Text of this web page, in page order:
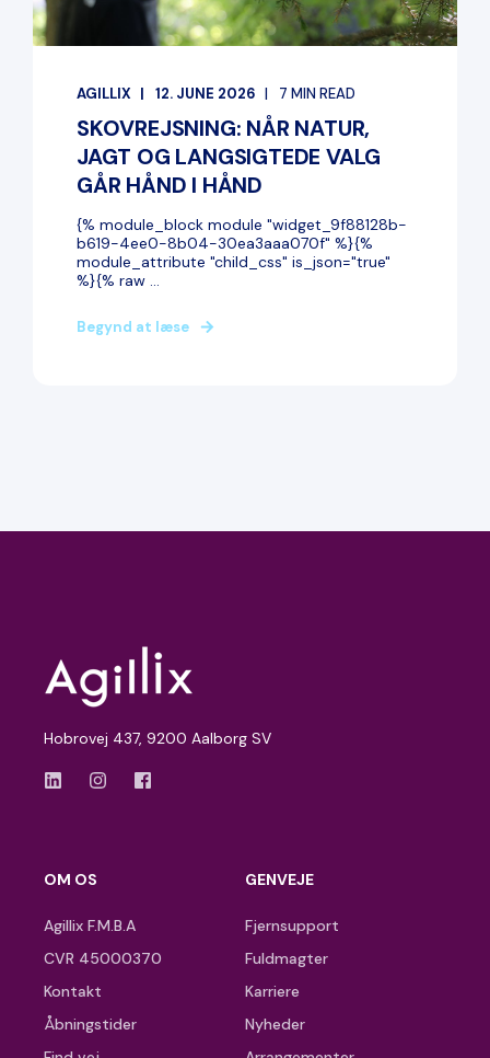
AGILLIX 12. JUNE 2026 7 MIN READ
SKOVREJSNING: NÅR NATUR,
JAGT OG LANGSIGTEDE VALG
GÅR HÅND I HÅND
{% module_block module "widget_9f88128b-
b619-4ee0-8b04-30ea3aaa070f" %}{%
module_attribute "child_css" is_json="true"
%}{% raw ...
Begynd at læse
Hobrovej 437, 9200 Aalborg SV
OM OS
Agillix F.M.B.A
CVR 45000370
Kontakt
Åbningstider
GENVEJE
Fjernsupport
Fuldmagter
Karriere
Nyheder